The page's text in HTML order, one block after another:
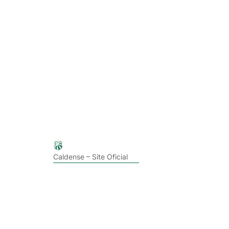
Caldense – Site Oficial